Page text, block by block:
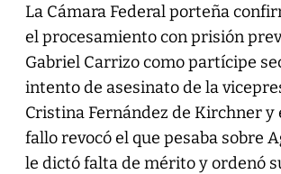
La Cámara Federal porteña
el procesamiento con prisión
Gabriel Carrizo como partícipe
intento de asesinato de la
Cristina Fernández de Kirchner y
fallo revocó el que pesaba sobre
le dictó falta de mérito y ordenó